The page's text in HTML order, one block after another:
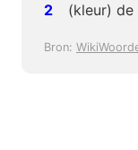
(kleur)
Bron: